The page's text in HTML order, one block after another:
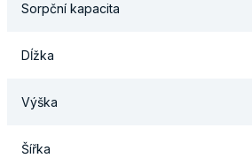
Sorpční kapacita
Dĺžka
Výška
Šířka